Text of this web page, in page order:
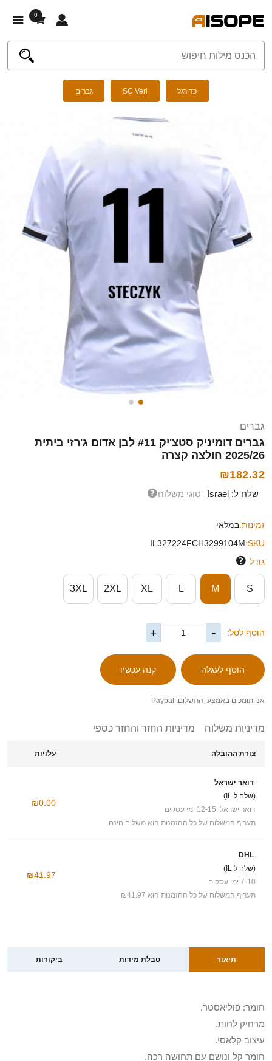
0
כדורגל SC Verl גברים
גברים
גברים דומיניק סטצ'יק #11 לבן אדום ג'רזי ביתית
2025/26 חולצה קצרה
₪182.32
שלח ל: Israel סוגי משלוח
זמינות:במלאי
SKU:
IL327224FCH3299104M
גודל
S
M
L
XL
2XL
3XL
הוסף לסל: -
+
אנו תומכים באמצעי התשלום: Paypal
מדיניות משלוח מדיניות החזר והחזר כספי
צורת ההובלה עלויות
דואר ישראל
(שלח ל IL)
דואר ישראל: 12-15 ימי עסקים
תעריף המשלוח של כל ההזמנות הוא משלוח חינם
₪0.00
DHL
(שלח ל IL)
7-10 ימי עסקים
תעריף המשלוח של כל ההזמנות הוא ₪41.97
₪41.97
תיאור טבלת מידות ביקורות
חומר: פוליאסטר.
מרחיק לחות.
עיצוב קלאסי.
חומר קל ונושם עם תחושה רכה.